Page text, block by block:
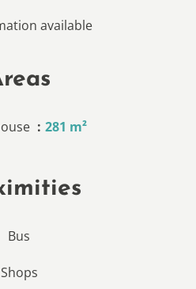
available
281 m²
Bus
Shops